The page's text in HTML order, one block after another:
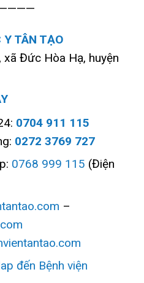
Y TÂN TẠO
xã Đức Hòa Hạ, huyện
0704 911 115
0272 3769 727
0768 999 115 (Điện
–
đến Bệnh viện